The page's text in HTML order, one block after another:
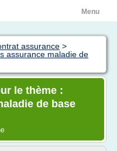
Menu
assurance >
assurance maladie de
le thème :
de base